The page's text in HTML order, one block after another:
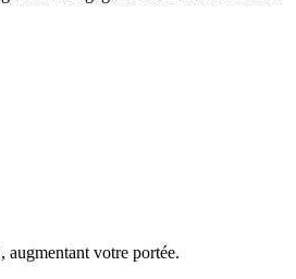
augmentant votre portée.